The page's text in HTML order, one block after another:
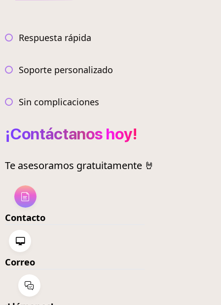
Respuesta rápida
Soporte personalizado
Sin complicaciones
¡Contáctanos hoy!
Te asesoramos gratuitamente 🤘
Contacto
Correo